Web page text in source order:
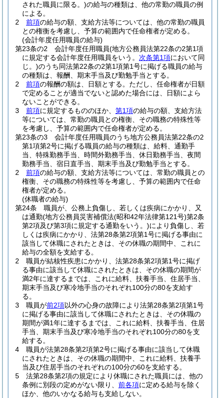
された職員に限る。)の給与の種類は、他の常勤の職員の例
による。
2
前項の給与の額、支給方法等については、他の常勤の職員
との権衡を考慮し、予算の範囲内で任命権者が定める。
(会計年度任用職員の給与)
第23条の2
会計年度任用職員(地方公務員法第22条の2第1項
に規定する会計年度任用職員をいう。 次条第1項において同
じ。)のうち同法第22条の2第1項第1号に掲げる職員の給与
の種類は、報酬、期末手当及び勤勉手当とする。
2
前項の報酬の額は、日額とする。 ただし、任命権者が日額
で定めることが適当でないと認めた場合には、日額によら
ないことができる。
3
前項に規定するもののほか、 第1項の給与の額、支給方法
等については、常勤の職員との権衡、その職務の特殊性等
を考慮し、予算の範囲内で任命権者が定める。
第23条の3
会計年度任用職員のうち地方公務員法第22条の2
第1項第2号に掲げる職員の給与の種類は、給料、通勤手
当、特殊勤務手当、時間外勤務手当、休日勤務手当、夜間
勤務手当、宿日直手当、期末手当及び勤勉手当とする。
2
前項の給与の額、支給方法等については、常勤の職員との
権衡、その職務の特殊性等を考慮し、予算の範囲内で任命
権者が定める。
(休職者の給与)
第24条
職員が、公務上負傷し、若しくは疾病にかかり、又
は通勤(地方公務員災害補償法(昭和42年法律第121号)第2条
第2項及び第3項に規定する通勤をいう。)により負傷し、若
しくは疾病にかかり、法第28条第2項第1号に掲げる事由に
該当して休職にされたときは、その休職の期間中、これに
給与の全額を支給する。
2
職員が結核性疾患にかかり、法第28条第2項第1号に掲げ
る事由に該当して休職にされたときは、その休職の期間が
満2年に達するまでは、これに給料、扶養手当、住居手当、
期末手当及び寒冷地手当のそれぞれ100分の80を支給す
る。
3
職員が前2項以外の心身の故障により法第28条第2項第1号
に掲げる事由に該当して休職にされたときは、その休職の
期間が満1年に達するまでは、これに給料、扶養手当、住居
手当、期末手当及び寒冷地手当のそれぞれ100分の80を支
給する。
4
職員が法第28条第2項第2号に掲げる事由に該当して休職
にされたときは、その休職の期間中、これに給料、扶養手
当及び住居手当のそれぞれの100分の60を支給する。
5
法第28条第2項の規定により休職にされた職員には、他の
条例に別段の定めがない限り、 前各項に定める給与を除く
ほか、他のいかなる給与も支給しない。